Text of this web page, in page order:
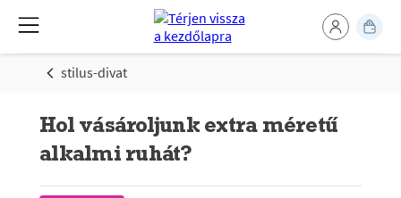
stilus-divat
Hol vásároljunk extra méretű
alkalmi ruhát?